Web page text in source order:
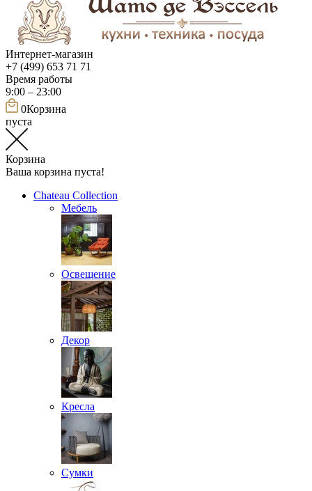
Интернет-магазин
+7 (499) 653 71 71
Время работы
9:00 – 23:00
0Корзина
пуста
Корзина
Ваша корзина пуста!
Chateau Collection
Мебель
Освещение
Декор
Кресла
Сумки